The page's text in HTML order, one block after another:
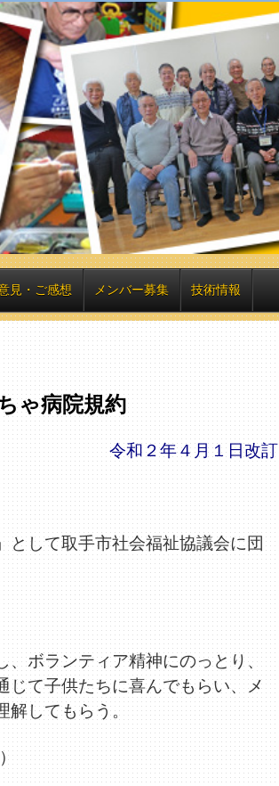
見・ご感想 メンバー募集 技術情報
ゃ病院規約
令和２年４月１日改訂
として取手市社会福祉協議会に団
、ボランティア精神にのっとり、
じて子供たちに喜んでもらい、メ
解してもらう。